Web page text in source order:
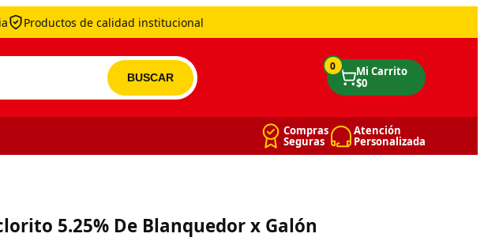
Productos de calidad institucional
0
Compras
Seguras
Atención
Personalizada
5.25% De Blanquedor x Galón